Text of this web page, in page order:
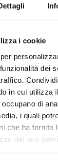
i cookie
dei
in cui utilizza
di
i quali
che ha fornito
dei loro
Distretti già
o che